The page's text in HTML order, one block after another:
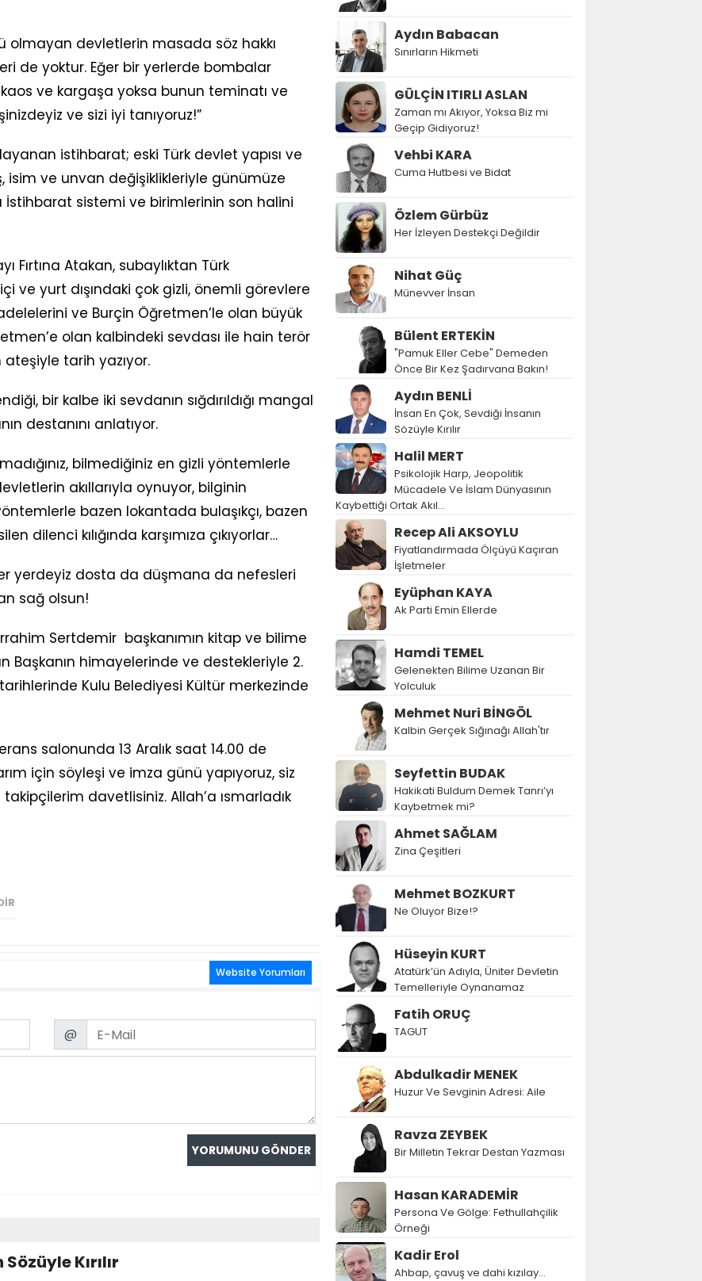
olmayan devletlerin masada söz hakkı
de yoktur. Eğer bir yerlerde bombalar
ve kargaşa yoksa bunun teminatı ve
ve sizi iyi tanıyoruz!”
istihbarat; eski Türk devlet yapısı ve
isim ve unvan değişiklikleriyle günümüze
İstihbarat sistemi ve birimlerinin son halini
Fırtına Atakan, subaylıktan Türk
ve yurt dışındaki çok gizli, önemli görevlere
ve Burçin Öğretmen’le olan büyük
olan kalbindeki sevdası ile hain terör
tarih yazıyor.
bir kalbe iki sevdanın sığdırıldığı mangal
destanını anlatıyor.
bilmediğiniz en gizli yöntemlerle
akıllarıyla oynuyor, bilginin
bazen lokantada bulaşıkçı, bazen
dilenci kılığında karşımıza çıkıyorlar…
her yerdeyiz dosta da düşmana da nefesleri
sağ olsun!
Sertdemir başkanımın kitap ve bilime
Başkanın himayelerinde ve destekleriyle 2.
Kulu Belediyesi Kültür merkezinde
salonunda 13 Aralık saat 14.00 de
için söyleşi ve imza günü yapıyoruz, siz
davetlisiniz. Allah’a ısmarladık
Website Yorumları
Email
@
Kırılır
Aydın Babacan
Sınırların Hikmeti
GÜLÇİN ITIRLI ASLAN
Zaman mı Akıyor, Yoksa Biz mi
Geçip Gidiyoruz!
Vehbi KARA
Cuma Hutbesi ve Bidat
Özlem Gürbüz
Her İzleyen Destekçi Değildir
Nihat Güç
Münevver İnsan
Bülent ERTEKİN
"Pamuk Eller Cebe" Demeden
Önce Bir Kez Şadırvana Bakın!
Aydın BENLİ
İnsan En Çok, Sevdiği İnsanın
Sözüyle Kırılır
Halil MERT
Psikolojik Harp, Jeopolitik
Mücadele Ve İslam Dünyasının
Kaybettiği Ortak Akıl…
Recep Ali AKSOYLU
Fiyatlandırmada Ölçüyü Kaçıran
İşletmeler
Eyüphan KAYA
Ak Parti Emin Ellerde
Hamdi TEMEL
Gelenekten Bilime Uzanan Bir
Yolculuk
Mehmet Nuri BİNGÖL
Kalbin Gerçek Sığınağı Allah'tır
Seyfettin BUDAK
Hakikati Buldum Demek Tanrı’yı
Kaybetmek mi?
Ahmet SAĞLAM
Zina Çeşitleri
Mehmet BOZKURT
Ne Oluyor Bize!?
Hüseyin KURT
Atatürk’ün Adıyla, Üniter Devletin
Temelleriyle Oynanamaz
Fatih ORUÇ
TAGUT
Abdulkadir MENEK
Huzur Ve Sevginin Adresi: Aile
Ravza ZEYBEK
Bir Milletin Tekrar Destan Yazması
Hasan KARADEMİR
Persona Ve Gölge: Fethullahçilik
Örneği
Kadir Erol
Ahbap, çavuş ve dahi kızılay...